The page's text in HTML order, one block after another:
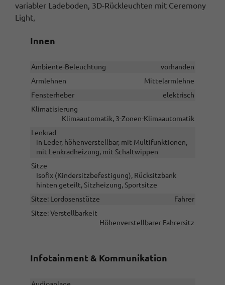
variabler Ladeboden, 3D-Rückleuchten mit Ceremony
Light,
Innen
Ambiente-Beleuchtung
vorhanden
Armlehnen
Mittelarmlehne
Fensterheber
elektrisch
Klimatisierung
Klimaautomatik, 3-Zonen-Klimaautomatik
Lenkrad
in Leder, höhenverstellbar, mit Multifunktionen,
mit Lenkradheizung, mit Schaltwippen
Sitze
Isofix (Kindersitzbefestigung), Rücksitzbank
hinten geteilt, Sitzheizung, Sportsitze
Sitze: Lordosenstütze
Fahrer
Sitze: Verstellbarkeit
Höhenverstellbarer Fahrersitz
Infotainment & Kommunikation